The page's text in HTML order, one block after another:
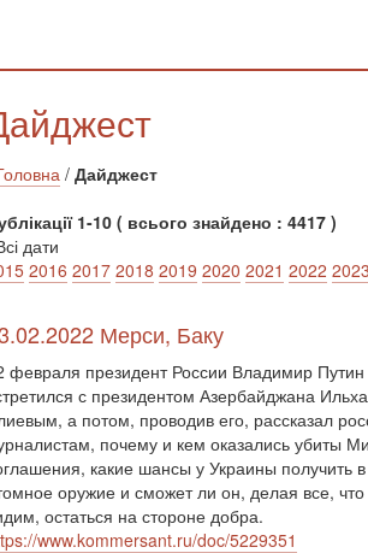
/ Дайджест
1-10 ( всього знайдено : 4417 )
дати
2016 2017 2018 2019 2020 2021 2022
Мерси, Баку
февраля президент России Владимир
с президентом Азербайджана
а потом, проводив его, рассказал
почему и кем оказались убиты
какие шансы у Украины получить в
оружие и сможет ли он, делая все,
остаться на стороне добра.
www.kommersant.ru/doc/5229351